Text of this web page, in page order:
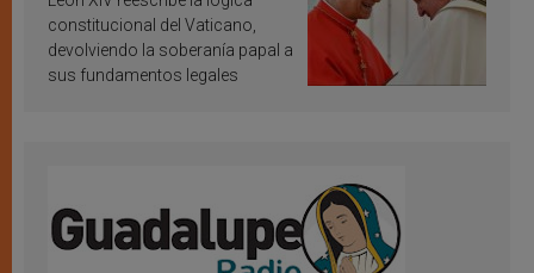
constitucional del Vaticano,
devolviendo la soberanía papal a
sus fundamentos legales